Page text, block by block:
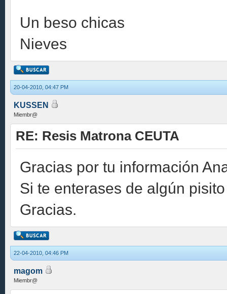
Un beso chicas
Nieves
20-04-2010, 04:47 PM
KUSSEN
Miembr@
RE: Resis Matrona CEUTA
Gracias por tu información
Si te enterases de algún
Gracias.
22-04-2010, 04:46 PM
magom
Miembr@